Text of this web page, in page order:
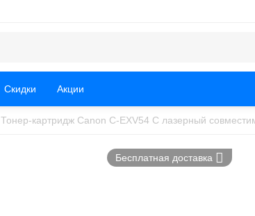
Скидки Акции
Тонер-картридж Canon C-EXV54 C лазерный